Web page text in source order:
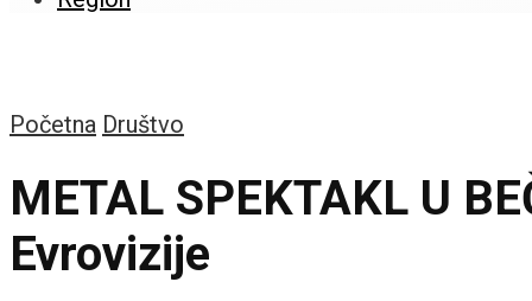
Početna Društvo
METAL SPEKTAKL U
Evrovizije